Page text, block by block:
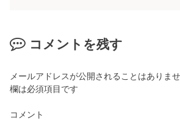
コメントを残す
メールアドレスが公開されることはありませ
欄は必須項目です
コメント